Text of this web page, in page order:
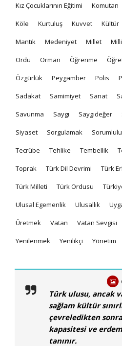
Kız Çocuklarının Eğitimi Komutan
Köle Kurtuluş Kuvvet Kültür
Mantık Medeniyet Millet
Ordu Orman Öğrenme
Özgürlük Peygamber Polis
Sadakat Samimiyet Sanat
Savunma Saygı Saygıdeğer
Siyaset Sorgulamak
Tecrübe Tehlike Tembellik
Toprak Türk Dil Devrimi Türk
Türk Milleti Türk Ordusu
Ulusal Egemenlik Ulusallık
Üretmek Vatan Vatan Sevgisi
Yenilenmek Yenilikçi Yönetim
Türk ulusu, ancak
sağlam kültür
çevreledikten
kapasitesi ve
tanınır.